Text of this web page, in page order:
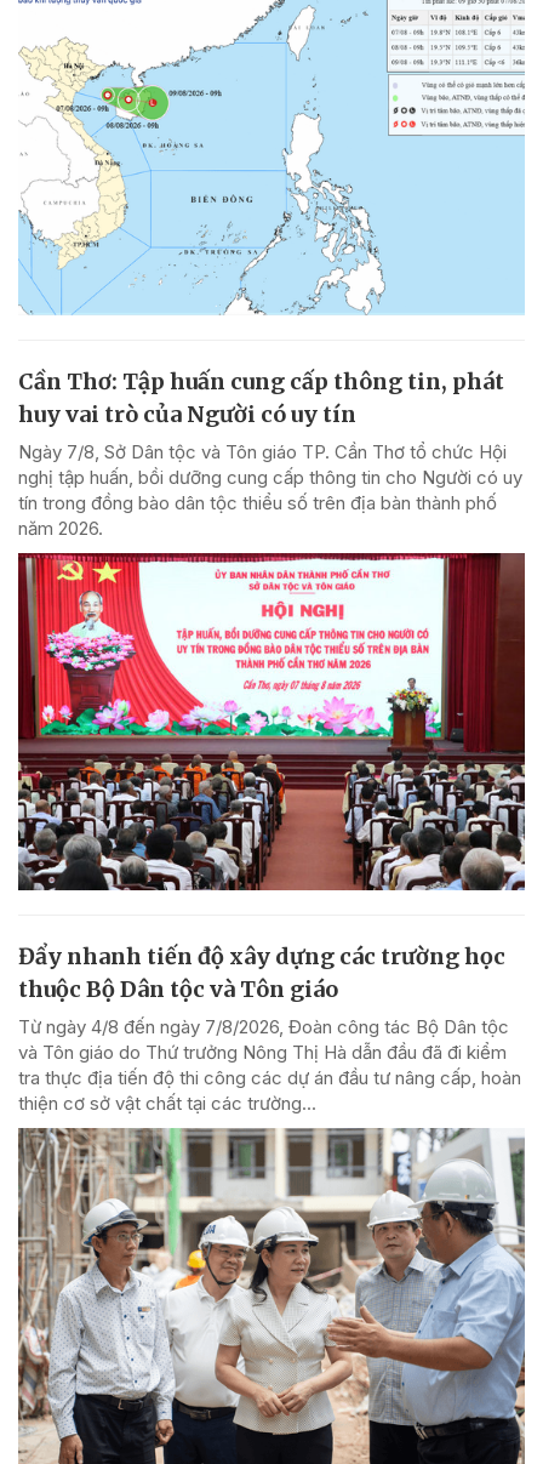
Cần Thơ: Tập huấn cung cấp thông tin, phát
huy vai trò của Người có uy tín
Ngày 7/8, Sở Dân tộc và Tôn giáo TP. Cần Thơ tổ chức Hội
nghị tập huấn, bồi dưỡng cung cấp thông tin cho Người có uy
tín trong đồng bào dân tộc thiểu số trên địa bàn thành phố
năm 2026.
Đẩy nhanh tiến độ xây dựng các trường học
thuộc Bộ Dân tộc và Tôn giáo
Từ ngày 4/8 đến ngày 7/8/2026, Đoàn công tác Bộ Dân tộc
và Tôn giáo do Thứ trưởng Nông Thị Hà dẫn đầu đã đi kiểm
tra thực địa tiến độ thi công các dự án đầu tư nâng cấp, hoàn
thiện cơ sở vật chất tại các trường...